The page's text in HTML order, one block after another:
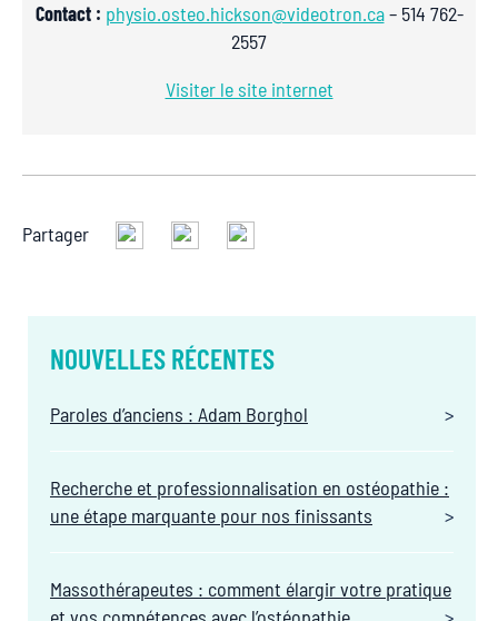
Contact : physio.osteo.hickson@videotron.ca– 514 762-
2557
Visiter le site internet
Partager
NOUVELLES RÉCENTES
Paroles d’anciens : Adam Borghol
Recherche et professionnalisation en ostéopathie :
une étape marquante pour nos finissants
Massothérapeutes : comment élargir votre pratique